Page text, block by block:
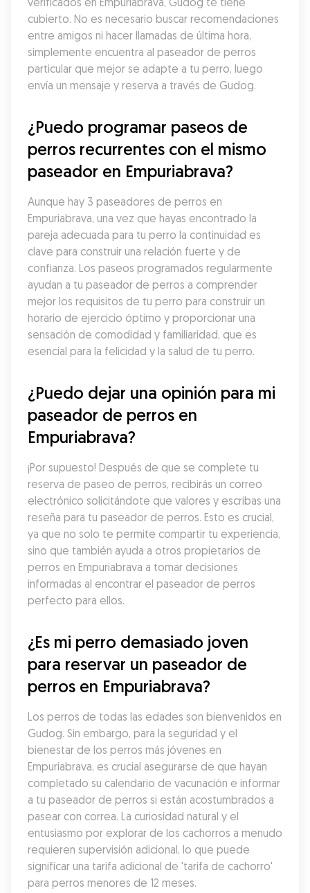
cubierto. No es necesario buscar recomendaciones
entre amigos ni hacer llamadas de última hora,
simplemente encuentra al paseador de perros
particular que mejor se adapte a tu perro, luego
envía un mensaje y reserva a través de Gudog.
¿Puedo programar paseos de
perros recurrentes con el mismo
paseador en Empuriabrava?
Aunque hay 3 paseadores de perros en
Empuriabrava, una vez que hayas encontrado la
pareja adecuada para tu perro la continuidad es
clave para construir una relación fuerte y de
confianza. Los paseos programados regularmente
ayudan a tu paseador de perros a comprender
mejor los requisitos de tu perro para construir un
horario de ejercicio óptimo y proporcionar una
sensación de comodidad y familiaridad, que es
esencial para la felicidad y la salud de tu perro.
¿Puedo dejar una opinión para mi
paseador de perros en
Empuriabrava?
¡Por supuesto! Después de que se complete tu
reserva de paseo de perros, recibirás un correo
electrónico solicitándote que valores y escribas una
reseña para tu paseador de perros. Esto es crucial,
ya que no solo te permite compartir tu experiencia,
sino que también ayuda a otros propietarios de
perros en Empuriabrava a tomar decisiones
informadas al encontrar el paseador de perros
perfecto para ellos.
¿Es mi perro demasiado joven
para reservar un paseador de
perros en Empuriabrava?
Los perros de todas las edades son bienvenidos en
Gudog. Sin embargo, para la seguridad y el
bienestar de los perros más jóvenes en
Empuriabrava, es crucial asegurarse de que hayan
completado su calendario de vacunación e informar
a tu paseador de perros si están acostumbrados a
pasear con correa. La curiosidad natural y el
entusiasmo por explorar de los cachorros a menudo
requieren supervisión adicional, lo que puede
significar una tarifa adicional de 'tarifa de cachorro'
para perros menores de 12 meses.